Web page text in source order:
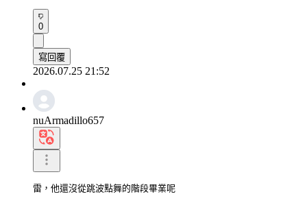
0
寫回覆
2026.07.25 21:52
nuArmadillo657
雷，他還沒從跳波點舞的階段畢業呢